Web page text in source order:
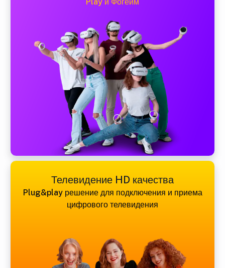
Телевидение HD качества
Plug&play решение для подключения и приема
цифрового телевидения